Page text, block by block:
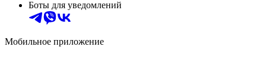
Боты для уведомлений
Мобильное приложение